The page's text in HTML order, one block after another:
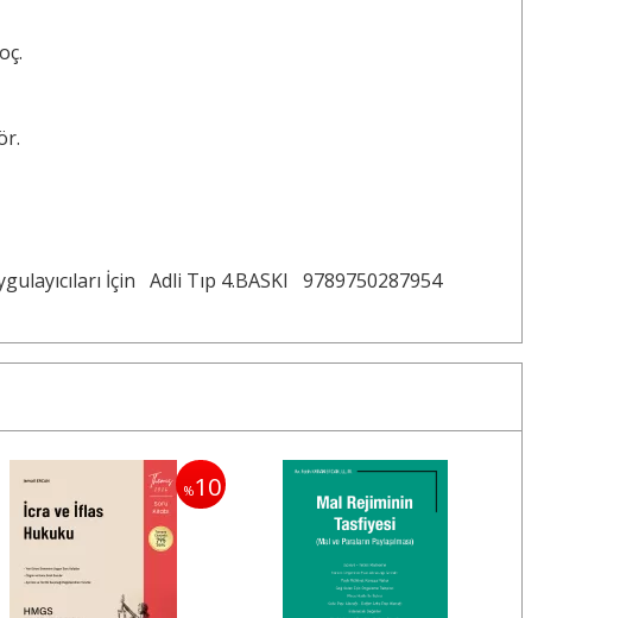
İçin Adli Tıp 4.BASKI 9789750287954
%10